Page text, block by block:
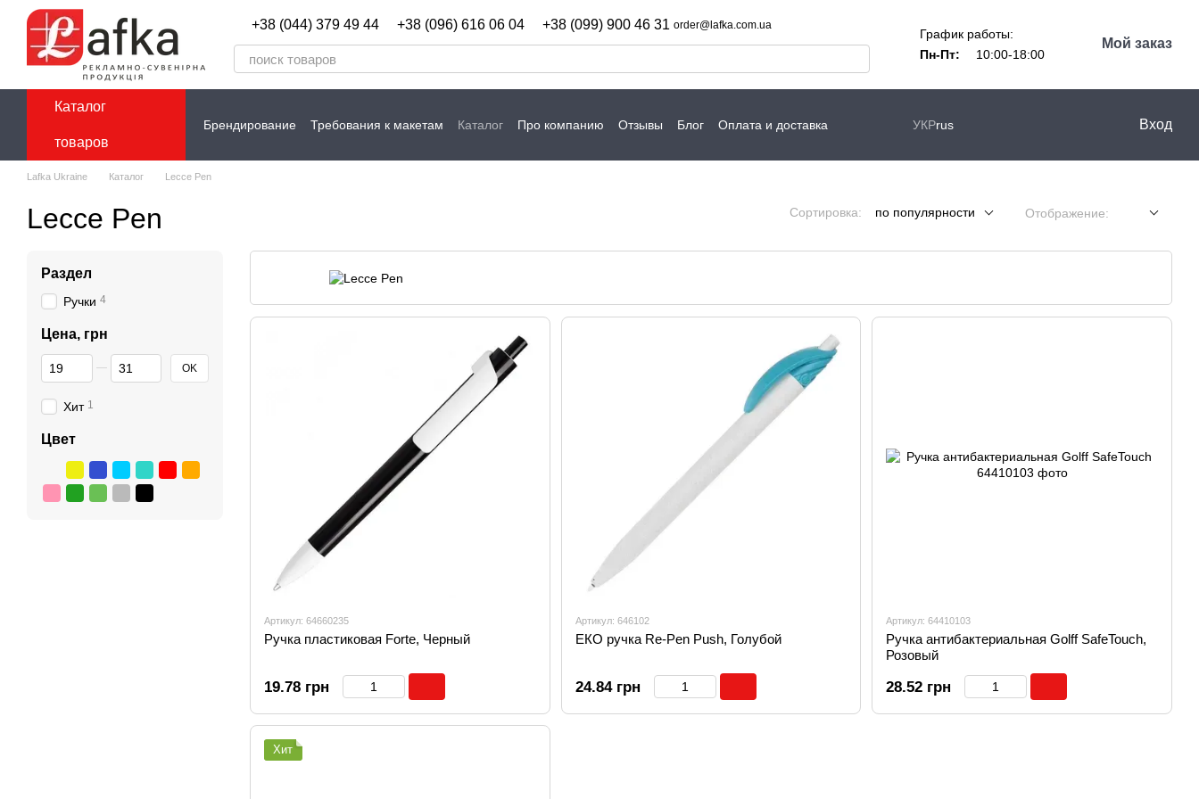
Перейти к основному контенту
+38 (044) 379 49 44 +38 (096) 616 06 04 +38 (099) 900 46 31 order@lafka.com.ua
График работы:
Пн-Пт:
10:00-18:00
Мой заказ
Каталог
товаров
Брендирование Требования к макетам Каталог Про компанию Отзывы Блог
Оплата и доставка
УКРrus Вход
Lafka Ukraine Каталог Lecce Pen
Lecce Pen Сортировка: по популярности Отображение:
Артикул: 64660235
Ручка пластиковая Forte, Черный
19.78 грн
Артикул: 646102
ЕКО ручка Re-Pen Push, Голубой
24.84 грн
Артикул: 64410103
Ручка антибактериальная Golff SafeTouch,
Розовый
28.52 грн
Хит
Раздел
Ручки 4
Цена, грн
От Цена, грн
До Цена, грн OK
Хит 1
Цвет